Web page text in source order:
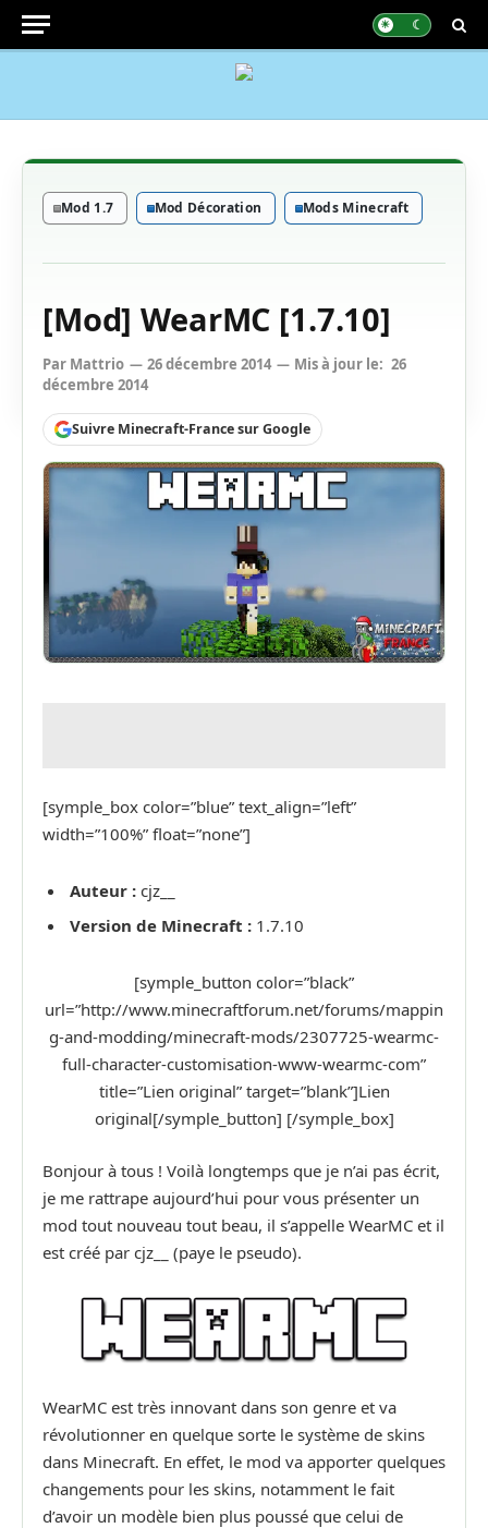
Mod 1.7 Mod Décoration Mods Minecraft
[Mod] WearMC [1.7.10]
Par Mattrio 26 décembre 2014 Mis à jour le: 26
décembre 2014
Suivre Minecraft-France sur Google
[symple_box color=”blue” text_align=”left”
width=”100%” float=”none”]
Auteur : cjz__
Version de Minecraft : 1.7.10
[symple_button color=”black”
url=”http://www.minecraftforum.net/forums/mappin
g-and-modding/minecraft-mods/2307725-wearmc-
full-character-customisation-www-wearmc-com”
title=”Lien original” target=”blank”]Lien
original[/symple_button] [/symple_box]
Bonjour à tous ! Voilà longtemps que je n’ai pas écrit,
je me rattrape aujourd’hui pour vous présenter un
mod tout nouveau tout beau, il s’appelle WearMC et il
est créé par cjz__ (paye le pseudo).
WearMC est très innovant dans son genre et va
révolutionner en quelque sorte le système de skins
dans Minecraft. En effet, le mod va apporter quelques
changements pour les skins, notamment le fait
d’avoir un modèle bien plus poussé que celui de